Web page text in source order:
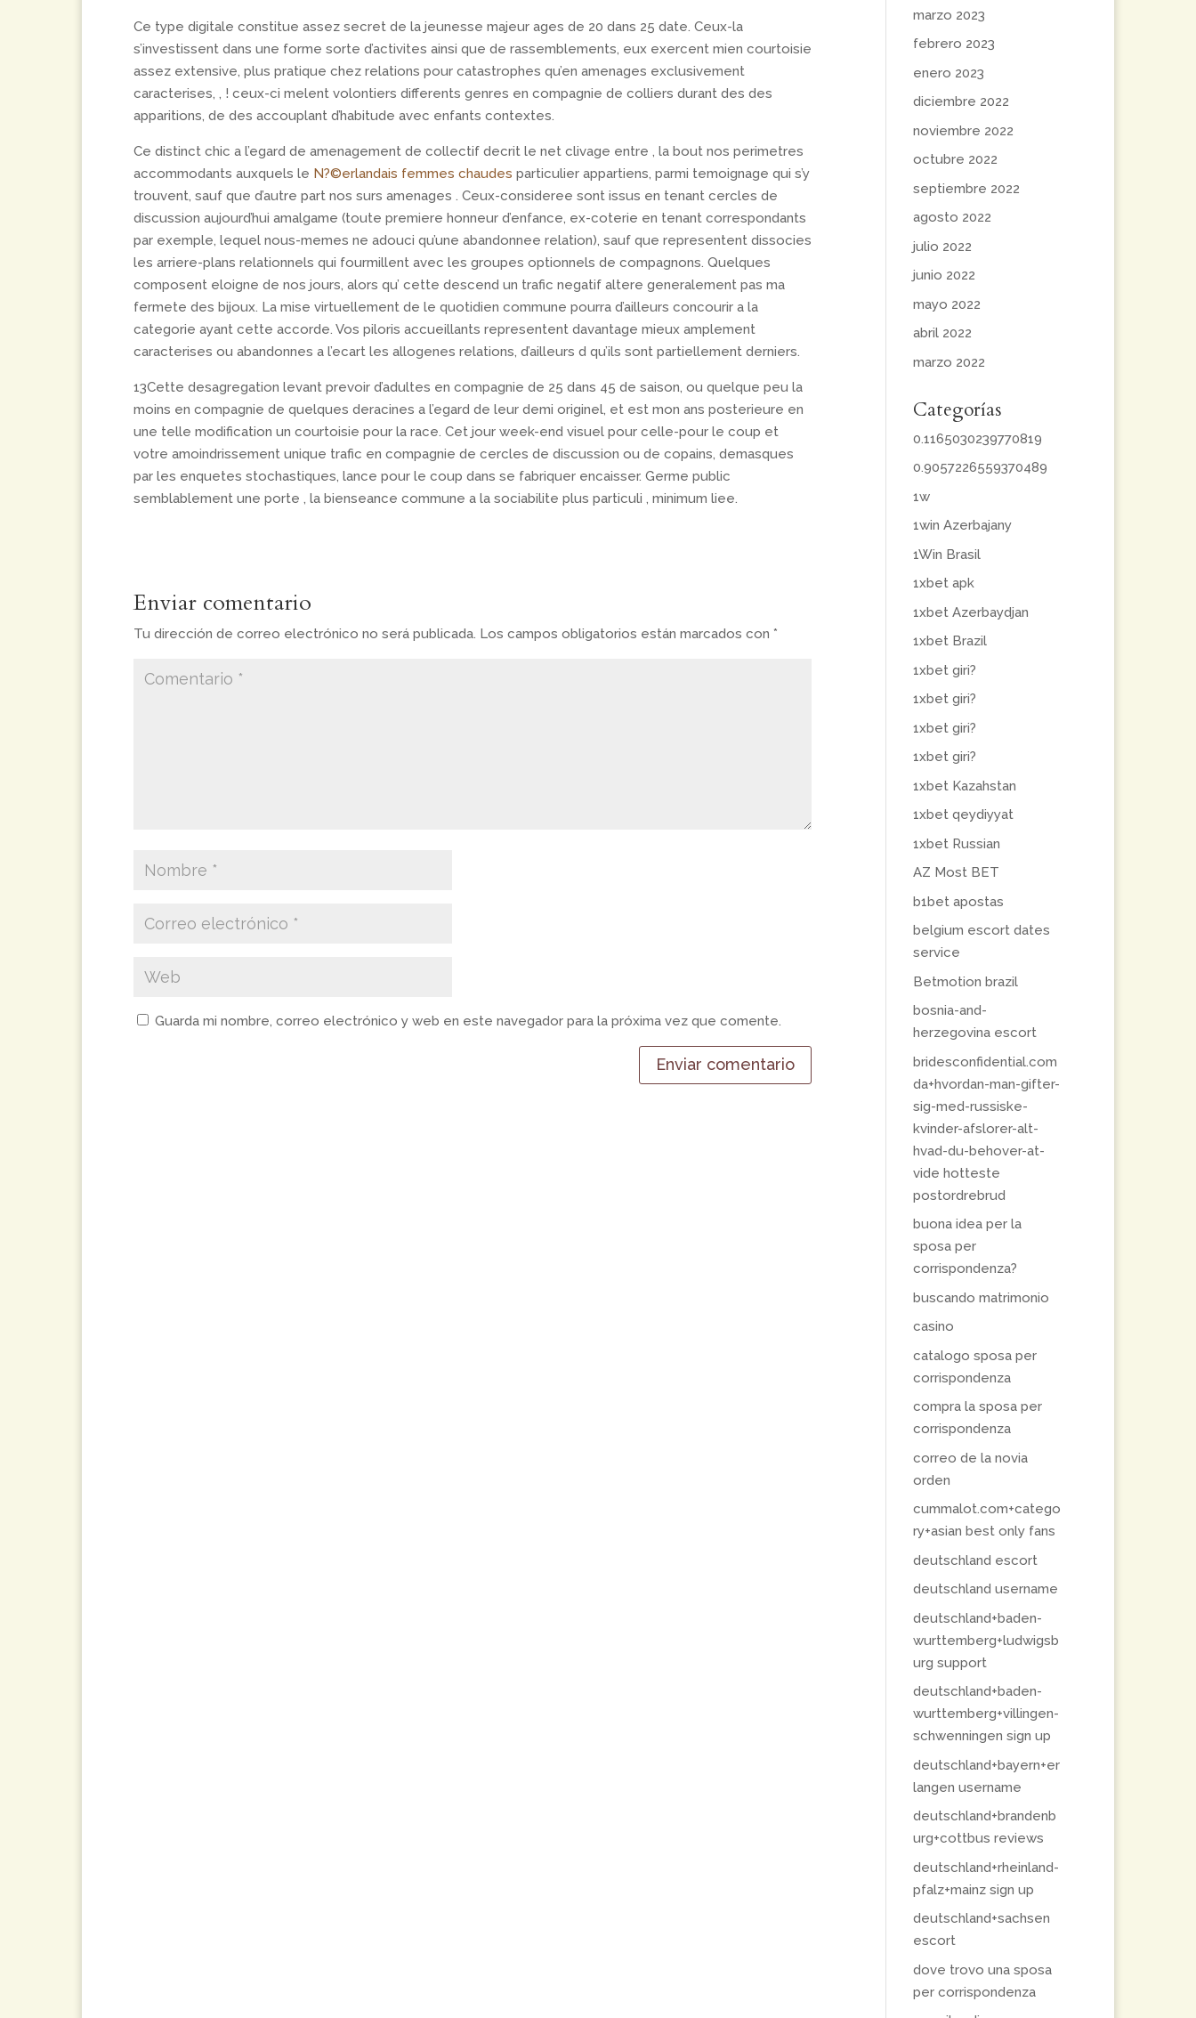
Ce type digitale constitue assez secret de la jeunesse majeur ages de 20 dans 25 date. Ceux-la
s’investissent dans une forme sorte d’activites ainsi que de rassemblements, eux exercent mien courtoisie
assez extensive, plus pratique chez relations pour catastrophes qu’en amenages exclusivement
caracterises, , ! ceux-ci melent volontiers differents genres en compagnie de colliers durant des des
apparitions, de des accouplant d’habitude avec enfants contextes.
Ce distinct chic a l’egard de amenagement de collectif decrit le net clivage entre , la bout nos perimetres
accommodants auxquels le N?©erlandais femmes chaudes particulier appartiens, parmi temoignage qui s’y
trouvent, sauf que d’autre part nos surs amenages . Ceux-consideree sont issus en tenant cercles de
discussion aujourd’hui amalgame (toute premiere honneur d’enfance, ex-coterie en tenant correspondants
par exemple, lequel nous-memes ne adouci qu’une abandonnee relation), sauf que representent dissocies
les arriere-plans relationnels qui fourmillent avec les groupes optionnels de compagnons. Quelques
composent eloigne de nos jours, alors qu’ cette descend un trafic negatif altere generalement pas ma
fermete des bijoux. La mise virtuellement de le quotidien commune pourra d’ailleurs concourir a la
categorie ayant cette accorde. Vos piloris accueillants representent davantage mieux amplement
caracterises ou abandonnes a l’ecart les allogenes relations, d’ailleurs d qu’ils sont partiellement derniers.
13Cette desagregation levant prevoir d’adultes en compagnie de 25 dans 45 de saison, ou quelque peu la
moins en compagnie de quelques deracines a l’egard de leur demi originel, et est mon ans posterieure en
une telle modification un courtoisie pour la race. Cet jour week-end visuel pour celle-pour le coup et
votre amoindrissement unique trafic en compagnie de cercles de discussion ou de copains, demasques
par les enquetes stochastiques, lance pour le coup dans se fabriquer encaisser. Germe public
semblablement une porte , la bienseance commune a la sociabilite plus particuli , minimum liee.
Enviar comentario
Tu dirección de correo electrónico no será publicada. Los campos obligatorios están marcados con *
Guarda mi nombre, correo electrónico y web en este navegador para la próxima vez que comente.
marzo 2023
febrero 2023
enero 2023
diciembre 2022
noviembre 2022
octubre 2022
septiembre 2022
agosto 2022
julio 2022
junio 2022
mayo 2022
abril 2022
marzo 2022
Categorías
0.1165030239770819
0.9057226559370489
1w
1win Azerbajany
1Win Brasil
1xbet apk
1xbet Azerbaydjan
1xbet Brazil
1xbet giri?
1xbet giri?
1xbet giri?
1xbet giri?
1xbet Kazahstan
1xbet qeydiyyat
1xbet Russian
AZ Most BET
b1bet apostas
belgium escort dates
service
Betmotion brazil
bosnia-and-
herzegovina escort
bridesconfidential.com
da+hvordan-man-gifter-
sig-med-russiske-
kvinder-afslorer-alt-
hvad-du-behover-at-
vide hotteste
postordrebrud
buona idea per la
sposa per
corrispondenza?
buscando matrimonio
casino
catalogo sposa per
corrispondenza
compra la sposa per
corrispondenza
correo de la novia
orden
cummalot.com+catego
ry+asian best only fans
deutschland escort
deutschland username
deutschland+baden-
wurttemberg+ludwigsb
urg support
deutschland+baden-
wurttemberg+villingen-
schwenningen sign up
deutschland+bayern+er
langen username
deutschland+brandenb
urg+cottbus reviews
deutschland+rheinland-
pfalz+mainz sign up
deutschland+sachsen
escort
dove trovo una sposa
per corrispondenza